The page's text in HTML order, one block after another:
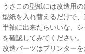
うさこの型紙には改造用
型紙を入れ替えるだけで、
半袖に出来たらいいな、
を確認してみてください。
改造パーツはプリンター